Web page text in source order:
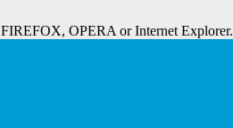
OPERA or Internet Explorer.